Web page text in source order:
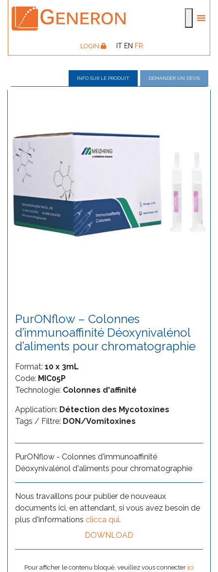
LOGIN IT EN FR
INFO SUR LE PRODUIT DEMANDER UN DEVIS
PurONflow – Colonnes
d’immunoaffinité Déoxynivalénol
d’aliments pour chromatographie
Format: 10 x 3mL
Code: MIC05P
Technologie: Colonnes d'affinité
Application: Détection des Mycotoxines
Tags / Filtre: DON/Vomitoxines
PurONflow - Colonnes d'immunoaffinité
Déoxynivalénol d'aliments pour chromatographie
Nous travaillons pour publier de nouveaux
documents ici, en attendant, si vous avez besoin de
plus d'informations clicca qui.
DOWNLOAD
Pour afficher le contenu bloqué, veuillez vous connecter ici